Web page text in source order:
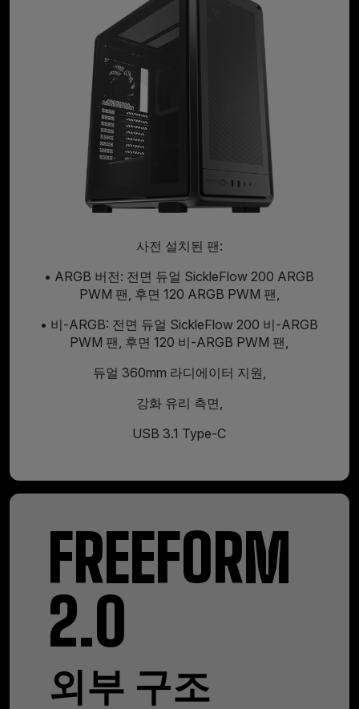
사전 설치된 팬:
• ARGB 버전: 전면 듀얼 SickleFlow 200 ARGB
PWM 팬, 후면 120 ARGB PWM 팬,
• 비-ARGB: 전면 듀얼 SickleFlow 200 비-ARGB
PWM 팬, 후면 120 비-ARGB PWM 팬,
듀얼 360mm 라디에이터 지원,
강화 유리 측면,
USB 3.1 Type-C
FREEFORM
2.0
외부 구조